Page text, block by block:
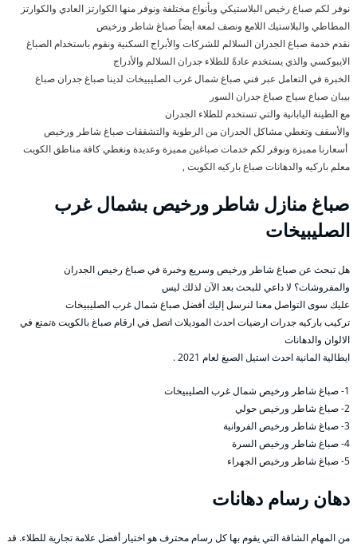
نوفر لكم صباغ رخيص البلاستيكي وبأنواع مختلفة ونوفر منها الكوارتز العادي والكوارتز
المطاطي والبلاستيك اللامع ونصف لمعة أيضاً صباغ شاطر ورخيص
نقدم خدمة صباغ الجدران السلالم للشركات والأبراج السكنية ونقوم باستخدام الصباغ
الايبوكسي والذي يستخدم عادةً للطلاء جدران السلالم والأدراج
الخبرة في التعامل عبر فني صباغ شمال غرب الصليبيخات لدينا صباغ جدران صباغ
بيبان صباع سياج صباغ جدران السور
مع الطينة اليابانية والتي تستخدم للطلاء الجدران
والأسقف وتغطي مشاكل الجدران من الرطوبة والتشققات صباغ شاطر ورخيص
أسعارنا مميزة ونوفر لكم خدمات صباغين مميزة وعديدة ونغطي كافة مناطق الكويت
معلم باركيه والدهانات صباغ باركيه الكويت ,
صباغ منازل شاطر ورخيص بشمال غرب
الصليبيخات
هل تبحث عن صباغ شاطر ورخيص وسريع وخبرة في صباغ رخيص الجدران
والمفروشات؟ لا داعي للبحث بعد الآن لذلك ليس
عليك سوى التواصل معنا لنرسل إليك أفضل صباغ شمال غرب الصليبيخات
تركيب باركيه جدرات ارضيات احدث الموديلات اتصل في ارقام صباغ بالكويت ةتمتع في
الالوان والدهانات
ايطالية المانية احدث استيل الصبغ لعام 2021 .
1- صباغ شاطر ورخيص شمال غرب الصليبيخات
2- صباغ شاطر ورخيص حولي
3- صباغ شاطر ورخيص الفروانية
4- صباغ شاطر ورخيص السرة
5- صباغ شاطر ورخيص الجهراء
دهان رسام دهانات
من المهام الشاقة التي يقوم بها كل رسام محترف هو اختيار أفضل علامة تجارية للطلاء. قد